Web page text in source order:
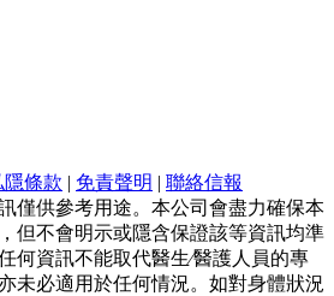
隱條款 | 免責聲明 | 聯絡信報
僅供參考用途。本公司會盡力確保本
但不會明示或隱含保證該等資訊均準
何資訊不能取代醫生∕醫護人員的專
未必適用於任何情況。如對身體狀況